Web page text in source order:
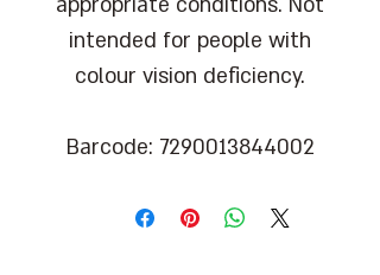
appropriate conditions. Not
intended for people with
colour vision deficiency.
Barcode: 7290013844002